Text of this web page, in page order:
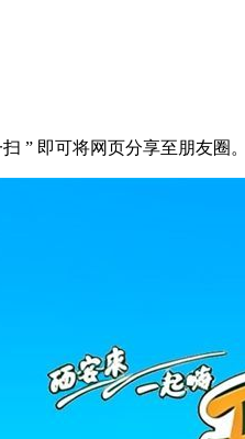
” 即可将网页分享至朋友圈。